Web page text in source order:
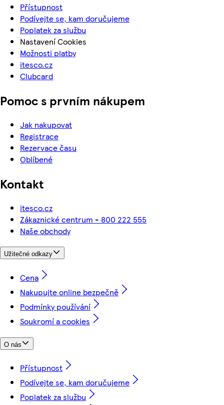
Přístupnost
Podívejte se, kam doručujeme
Poplatek za službu
Nastavení Cookies
Možnosti platby
itesco.cz
Clubcard
Pomoc s prvním nákupem
Jak nakupovat
Registrace
Rezervace času
Oblíbené
Kontakt
itesco.cz
Zákaznické centrum - 800 222 555
Naše obchody
Užitečné odkazy
Cena
Nakupujte online bezpečně
Podmínky používání
Soukromí a cookies
O nás
Přístupnost
Podívejte se, kam doručujeme
Poplatek za službu